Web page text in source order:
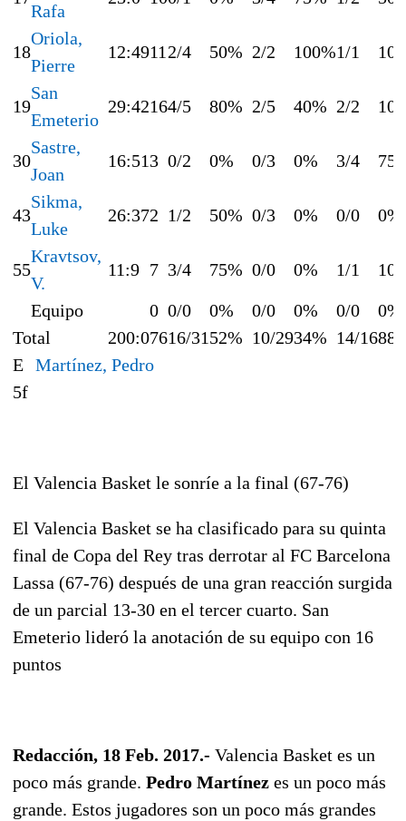
Rafa
18
Oriola,
Pierre
12:4911 2/4 50% 2/2 100%1/1
19
San
Emeterio
29:42164/5 80% 2/5 40% 2/2
30
Sastre,
Joan
16:513 0/2 0% 0/3 0% 3/4
43
Sikma,
Luke
26:372 1/2 50% 0/3 0% 0/0 0%
55
Kravtsov,
V.
11:9 7 3/4 75% 0/0 0% 1/1
Equipo 0 0/0 0% 0/0 0% 0/0
0%
Total
200:07616/3152% 10/2934% 14/16
E Martínez, Pedro
5f
El Valencia Basket le sonríe a la final (67-76)
El Valencia Basket se ha clasificado para su quinta
final de Copa del Rey tras derrotar al FC Barcelona
Lassa (67-76) después de una gran reacción surgida
de un parcial 13-30 en el tercer cuarto. San
Emeterio lideró la anotación de su equipo con 16
puntos
Redacción, 18 Feb. 2017.- Valencia Basket es un
poco más grande. Pedro Martínez es un poco más
grande. Estos jugadores son un poco más grandes